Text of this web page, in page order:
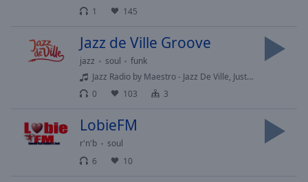
dialog
subtitles
Audio
Track
1
145
Jazz de Ville Groove
jazz soul
funk
Jazz Radio by Maestro - Jazz De Ville, Just Good Music
0
103 3
LobieFM
r'n'b
soul
6
10